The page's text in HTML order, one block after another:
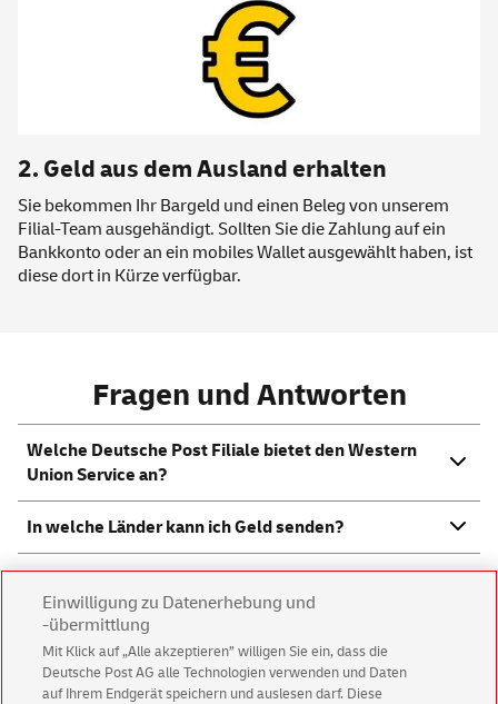
2. Geld aus dem Ausland erhalten
Sie bekommen Ihr Bargeld und einen Beleg von unserem
Filial-Team ausgehändigt. Sollten Sie die Zahlung auf ein
Bankkonto oder an ein mobiles Wallet ausgewählt haben, ist
diese dort in Kürze verfügbar.
Fragen und Antworten
Welche Deutsche Post Filiale bietet den Western
UnionService an?
In welche Länder kann ich Geld senden?
zu senden?
Welche Daten muss ich für den Empfänger
angeben?
Einwilligung zu Datenerhebung und
-übermittlung
Mit Klick auf „Alle akzeptieren” willigen Sie ein, dass die
Deutsche Post AG alle Technologien verwenden und Daten
auf Ihrem Endgerät speichern und auslesen darf. Diese